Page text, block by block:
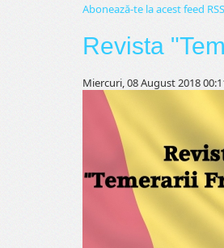
Abonează-te la acest feed RSS
Revista
Miercuri, 08 August 2018